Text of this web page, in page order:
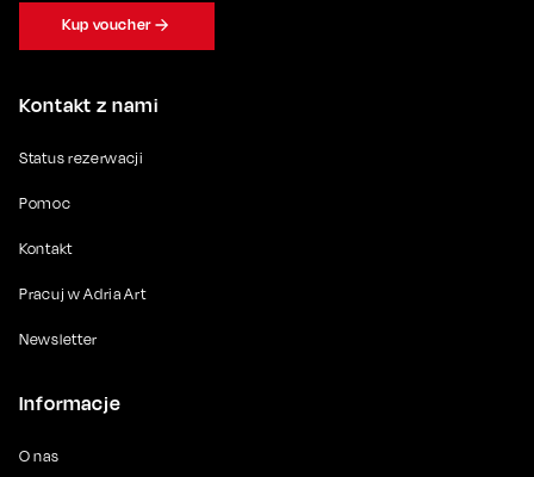
Kontakt z nami
Status rezerwacji
Pomoc
Kontakt
Pracuj w Adria Art
Newsletter
Informacje
O nas
Kup voucher